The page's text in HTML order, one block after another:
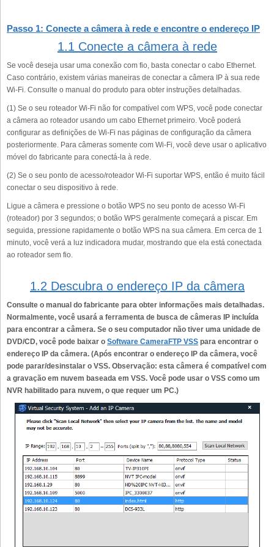
Passo 1: Conecte a câmera à rede e encontre o endereço IP
1.1 Conecte a câmera à rede
Se você deseja usar uma conexão com fio, basta conectar o cabo Ethernet.
Caso contrário, existem várias maneiras de conectar a câmera IP à sua rede
Wi-Fi. Consulte o manual do produto para obter instruções detalhadas.
(1) Se o seu roteador Wi-Fi não for compatível com WPS, você pode conectar
a câmera ao roteador usando um cabo Ethernet primeiro. Você poderá
configurar as definições de Wi-Fi nas páginas de configuração da câmera
posteriormente. Para câmeras somente com Wi-Fi, você deve usar o aplicativo
móvel do fabricante para conectá-la à rede.
(2) Se o seu ponto de acesso/roteador Wi-Fi suportar WPS, então é muito fácil
conectar o seu dispositivo à rede.
Ligue a câmera e pressione o botão WPS no seu ponto de acesso Wi-Fi
(roteador) por 3 segundos; o botão WPS geralmente começará a piscar. Em
seguida, pressione rapidamente o botão WPS na sua câmera. Em cerca de 1
minuto, você verá a luz indicadora mudar, mostrando que ela está conectada
ao roteador sem fio.
1.2 Descubra o endereço IP da câmera
Consulte o manual do fabricante para obter informações mais detalhadas.
Normalmente, você usará a ferramenta de busca de câmeras IP incluída
para encontrar a câmera. Se o seu computador não tiver uma unidade de
DVD/CD, você pode baixar o Software CameraFTP VSS para encontrar o
endereço IP da câmera. (Após encontrar o endereço IP da câmera, você
pode parar/desinstalar o VSS. Observação: esta câmera é compatível com
a gravação em nuvem baseada em VSS. Você pode usar o VSS como um
NVR habilitado para nuvem, o que requer um PC.)